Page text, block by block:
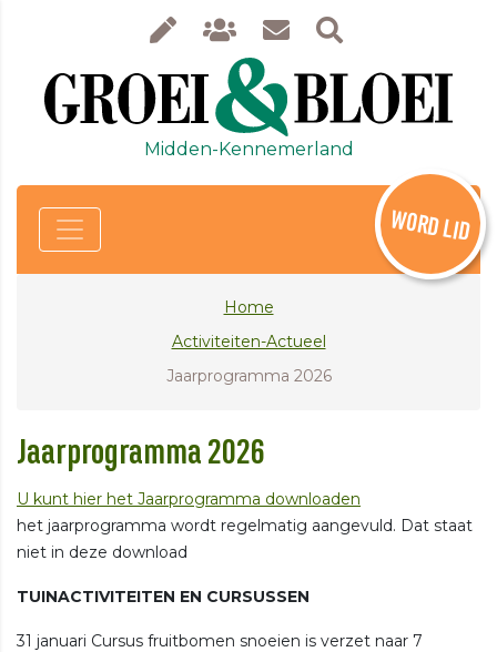
Midden-Kennemerland
WORD LID
Home
Activiteiten-Actueel
Jaarprogramma 2026
Jaarprogramma 2026
U kunt hier het Jaarprogramma downloaden
het jaarprogramma wordt regelmatig aangevuld. Dat staat
niet in deze download
TUINACTIVITEITEN EN CURSUSSEN
31 januari Cursus fruitbomen snoeien is verzet naar 7